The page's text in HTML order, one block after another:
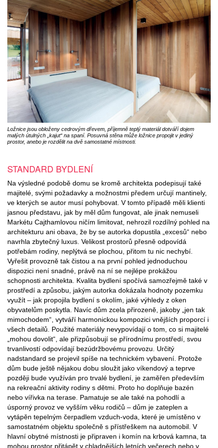
Ložnice jsou obloženy cedrovým dřevem, příjemně teplý materiál dotváří dojem
malých útulných „kajut“ na spaní. Posuvná stěna může ložnice propojit v jediný
prostor, anebo je rozdělit na dvě samostatné místnosti.
STANDARD BYDLENÍ
Na výsledné podobě domu se kromě architekta podepisují také
majitelé, svými požadavky a možnostmi předem určují mantinely,
ve kterých se autor musí pohybovat. V tomto případě měli klienti
jasnou představu, jak by měl dům fungovat, ale jinak nemuseli
Markétu Cajthamlovou ničím limitovat, nehrozil rozdílný pohled na
architekturu ani obava, že by se autorka dopustila „excesů“ nebo
navrhla zbytečný luxus. Velikost prostorů přesně odpovídá
potřebám rodiny, neplýtvá se plochou, přitom tu nic nechybí.
Vyřešit provozně tak čistou a na první pohled jednoduchou
dispozici není snadné, právě na ní se nejlépe prokážou
schopnosti architekta. Kvalita bydlení spočívá samozřejmě také v
prostředí a způsobu, jakým autorka dokázala hodnoty pozemku
využít – jak propojila bydlení s okolím, jaké výhledy z oken
obyvatelům poskytla. Navíc dům zcela přirozeně, jakoby „jen tak
mimochodem“, vytváří harmonickou kompozici vnějších proporcí i
všech detailů. Použité materiály nevypovídají o tom, co si majitelé
„mohou dovolit“, ale přizpůsobují se přírodnímu prostředí, svou
trvanlivostí odpovídají bezúdržbovému provozu. Určitý
nadstandard se projevil spíše na technickém vybavení. Protože
dům bude ještě nějakou dobu sloužit jako víkendový a teprve
později bude využíván pro trvalé bydlení, je zaměřen především
na rekreační aktivity rodiny s dětmi. Proto ho doplňuje bazén
nebo vířivka na terase. Pamatuje se ale také na pohodlí a
úsporný provoz ve vyšším věku rodičů – dům je zateplen a
vytápěn tepelným čerpadlem vzduch-voda, které je umístěno v
samostatném objektu společně s přístřeškem na automobil. V
hlavní obytné místnosti je připraven i komín na krbová kamna, ta
mohou prostor přitápět v chladnějších letních večerech nebo v